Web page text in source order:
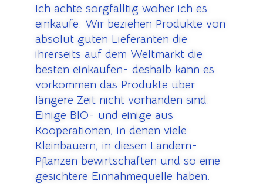
Ich achte sorgfälltig woher ich es
einkaufe. Wir beziehen Produkte von
absolut guten Lieferanten die
ihrerseits auf dem Weltmarkt die
besten einkaufen- deshalb kann es
vorkommen das Produkte über
längere Zeit nicht vorhanden sind.
Einige BIO- und einige aus
Kooperationen, in denen viele
Kleinbauern, in diesen Ländern-
Pflanzen bewirtschaften und so eine
gesichtere Einnahmequelle haben.